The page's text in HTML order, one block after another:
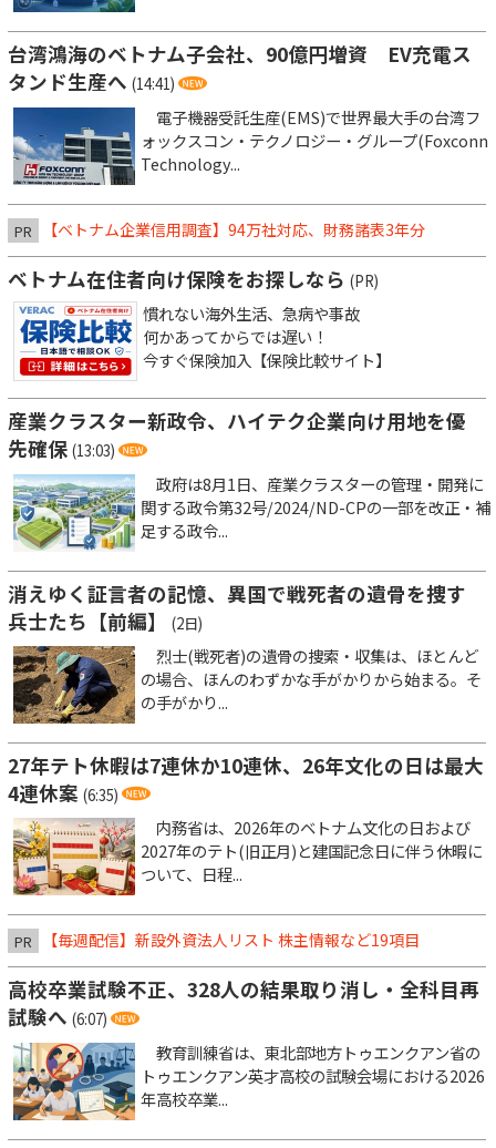
台湾鴻海のベトナム子会社、90億円増資 EV充電ス
タンド生産へ (14:41)
電子機器受託生産(EMS)で世界最大手の台湾フ
ォックスコン・テクノロジー・グループ(Foxconn
Technology...
PR 【ベトナム企業信用調査】94万社対応、財務諸表3年分
ベトナム在住者向け保険をお探しなら (PR)
慣れない海外生活、急病や事故
何かあってからでは遅い！
今すぐ保険加入【保険比較サイト】
産業クラスター新政令、ハイテク企業向け用地を優
先確保 (13:03)
政府は8月1日、産業クラスターの管理・開発に
関する政令第32号/2024/ND-CPの一部を改正・補
足する政令...
消えゆく証言者の記憶、異国で戦死者の遺骨を捜す
兵士たち【前編】
(2日)
烈士(戦死者)の遺骨の捜索・収集は、ほとんど
の場合、ほんのわずかな手がかりから始まる。そ
の手がかり...
27年テト休暇は7連休か10連休、26年文化の日は最大
4連休案 (6:35)
内務省は、2026年のベトナム文化の日および
2027年のテト(旧正月)と建国記念日に伴う休暇に
ついて、日程...
PR 【毎週配信】新設外資法人リスト 株主情報など19項目
高校卒業試験不正、328人の結果取り消し・全科目再
試験へ (6:07)
教育訓練省は、東北部地方トゥエンクアン省の
トゥエンクアン英才高校の試験会場における2026
年高校卒業...